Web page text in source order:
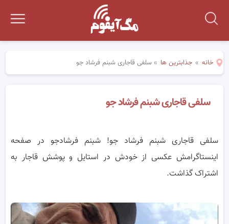
خانه » جذابترین ها »سلفی قاجاری شبنم فرشاد جو
سلفی قاجاری شبنم فرشاد جو
سلفی قاجاری شبنم فرشاد جو! شبنم فرشادجو در صفحه
اینستاگرامش عکسی از خودش در استایل و پوشش قاجار به
اشتراک گذاشت.